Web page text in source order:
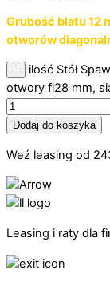
Grubość blatu 12
otworów
−
ilość Stół
otwory fi28 mm,
Dodaj do koszyka
Weź leasing od
Leasing i raty dla